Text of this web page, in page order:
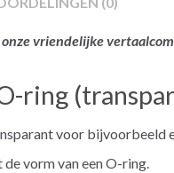
vriendelijke
ring
voor bijvoorbeeld
vorm van een O-ring.